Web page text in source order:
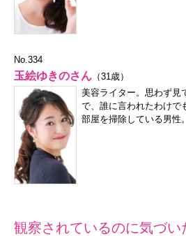
No.334
玉絵ゆきのさん （31歳）
美容ライター。思わず見
で、誰に言われたわけで
部屋を掃除している男性
観察されているのに気づい